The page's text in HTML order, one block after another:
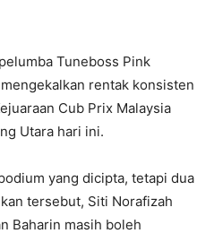
Tuneboss Pink
rentak konsisten
Cub Prix Malaysia
Utara hari ini.
yang dicipta, tetapi dua
tersebut, Siti Norafizah
Baharin masih boleh